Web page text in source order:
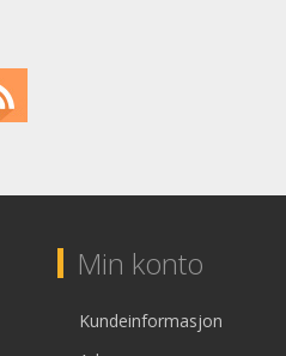
Min konto
Kundeinformasjon